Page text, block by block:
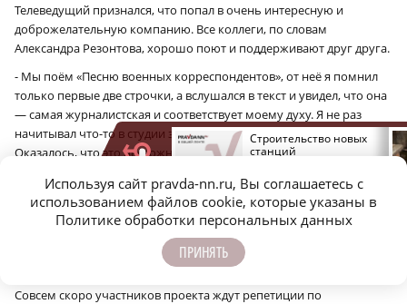
Телеведущий признался, что попал в очень интересную и
доброжелательную компанию. Все коллеги, по словам
Александра Резонтова, хорошо поют и поддерживают друг друга.
- Мы поём «Песню военных корреспондентов», от неё я помнил
только первые две строчки, а вслушался в текст и увидел, что она
— самая журналистская и соответствует моему духу. Я не раз
начитывал что-то в студии звукозаписи, но пел впервые.
Оказалось, что это несложно, когда рядом с тобой
вчетвером мы поем с девочками — ведущей Натальей
Одинцовой и вашей коллегой Марией Материковой. У нее очень
красивый голос! Я пока не знаю, в чём будет заключаться
сценическое действо, но уверен, что это будет интересно, —
Совсем скоро участников проекта ждут репетиции по
Агроэксперт Плугов
рассказал, когда
на сахар в России
Строительство новых
станций
2028 году
Используя сайт pravda-nn.ru, Вы соглашаетесь с
использованием файлов cookie, которые указаны в
Политике обработки персональных данных
ПРИНЯТЬ